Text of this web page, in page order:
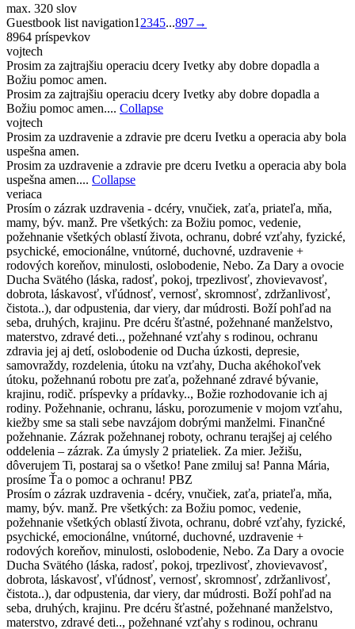
max. 320 slov
Guestbook list navigation1 2345...897→
8964 príspevkov
vojtech
Prosim za zajtrajšiu operaciu dcery Ivetky aby dobre dopadla a
Božiu pomoc amen.
Prosim za zajtrajšiu operaciu dcery Ivetky aby dobre dopadla a
Božiu pomoc amen.... Collapse
vojtech
Prosim za uzdravenie a zdravie pre dceru Ivetku a operacia aby bola
uspešna amen.
Prosim za uzdravenie a zdravie pre dceru Ivetku a operacia aby bola
uspešna amen.... Collapse
veriaca
Prosím o zázrak uzdravenia - dcéry, vnučiek, zaťa, priateľa, mňa,
mamy, býv. manž. Pre všetkých: za Božiu pomoc, vedenie,
požehnanie všetkých oblastí života, ochranu, dobré vzťahy, fyzické,
psychické, emocionálne, vnútorné, duchovné, uzdravenie +
rodových koreňov, minulosti, oslobodenie, Nebo. Za Dary a ovocie
Ducha Svätého (láska, radosť, pokoj, trpezlivosť, zhovievavosť,
dobrota, láskavosť, vľúdnosť, vernosť, skromnosť, zdržanlivosť,
čistota..), dar odpustenia, dar viery, dar múdrosti. Boží pohľad na
seba, druhých, krajinu. Pre dcéru šťastné, požehnané manželstvo,
materstvo, zdravé deti.., požehnané vzťahy s rodinou, ochranu
zdravia jej aj detí, oslobodenie od Ducha úzkosti, depresie,
samovraždy, rozdelenia, útoku na vzťahy, Ducha akéhokoľvek
útoku, požehnanú robotu pre zaťa, požehnané zdravé bývanie,
krajinu, rodič. príspevky a prídavky.., Božie rozhodovanie ich aj
rodiny. Požehnanie, ochranu, lásku, porozumenie v mojom vzťahu,
kiežby sme sa stali sebe navzájom dobrými manželmi. Finančné
požehnanie. Zázrak požehnanej roboty, ochranu terajšej aj celého
oddelenia – zázrak. Za úmysly 2 priateliek. Za mier. Ježišu,
dôverujem Ti, postaraj sa o všetko! Pane zmiluj sa! Panna Mária,
prosíme Ťa o pomoc a ochranu! PBZ
Prosím o zázrak uzdravenia - dcéry, vnučiek, zaťa, priateľa, mňa,
mamy, býv. manž. Pre všetkých: za Božiu pomoc, vedenie,
požehnanie všetkých oblastí života, ochranu, dobré vzťahy, fyzické,
psychické, emocionálne, vnútorné, duchovné, uzdravenie +
rodových koreňov, minulosti, oslobodenie, Nebo. Za Dary a ovocie
Ducha Svätého (láska, radosť, pokoj, trpezlivosť, zhovievavosť,
dobrota, láskavosť, vľúdnosť, vernosť, skromnosť, zdržanlivosť,
čistota..), dar odpustenia, dar viery, dar múdrosti. Boží pohľad na
seba, druhých, krajinu. Pre dcéru šťastné, požehnané manželstvo,
materstvo, zdravé deti.., požehnané vzťahy s rodinou, ochranu